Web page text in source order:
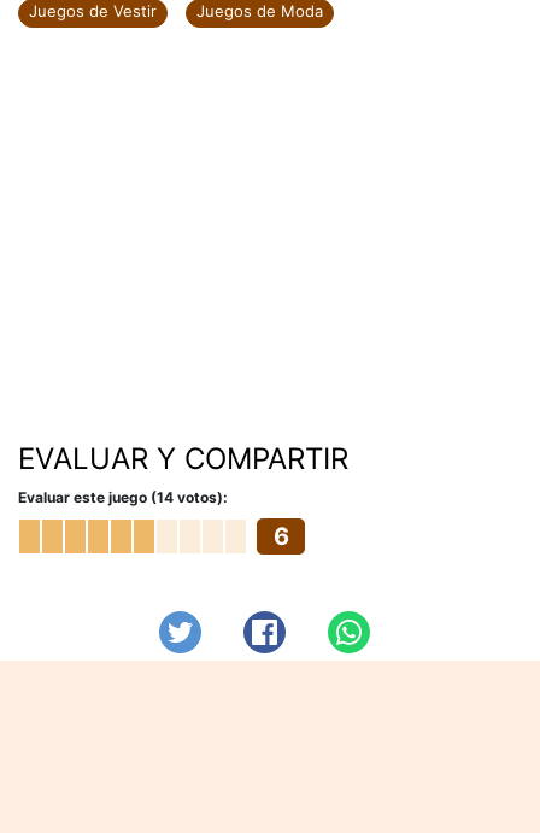
Juegos de Vestir
Juegos de Moda
EVALUAR Y COMPARTIR
Evaluar este juego (14 votos):
6